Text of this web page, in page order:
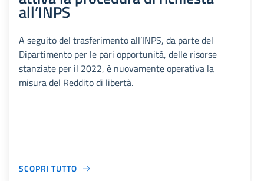
all’INPS
A seguito del trasferimento all’INPS, da parte del
Dipartimento per le pari opportunità, delle risorse
stanziate per il 2022, è nuovamente operativa la
misura del Reddito di libertà.
SCOPRI TUTTO